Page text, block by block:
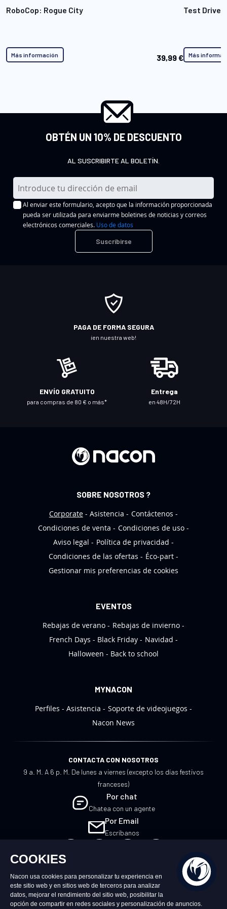
RoboCop: Rogue City
39,99 €
Más información
Test Drive
Más
OBTÉN UN 10% DE DESCUENTO
AL SUSCRIBIRTE AL BOLETÍN.
I
n
s
Al enviar este formulario, acepto que la información proporcionada
pueda ser utilizada para enviarme boletines de noticias y correos
electrónicos comerciales. Uso de datos
Suscribirse
PAGA DE FORMA SEGURA
¡en nuestra web!
ENVÍO GRATUITO
para compras de 80 € o más*
Entrega
en 48H/72H
SOBRE NOSOTROS ?
Corporate
Asistencia
Contáctenos
Condiciones de venta
Condiciones de uso
Aviso legal
Política de privacidad
Condiciones de las ofertas
Éco-part
Gestionar mis preferencias de cookies
EVENTOS
Rebajas de verano
Rebajas de invierno
French Days
Black Friday
Navidad
Halloween
Back to school
MYNACON
Perfiles
Asistencia
Soporte de videojuegos
Nacon News
CONTACTA CON NOSOTROS
9 a. M. A 6 p. M. De lunes a viernes (excepto los días festivos
franceses)
Por chat
Chatea con un agente
Por Email
Escríbanos